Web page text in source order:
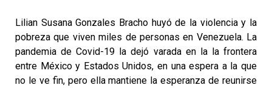
Lilian Susana Gonzales Bracho huyó de la violencia y la
pobreza que viven miles de personas en Venezuela. La
pandemia de Covid-19 la dejó varada en la la frontera
entre México y Estados Unidos, en una espera a la que
no le ve fin, pero ella mantiene la esperanza de reunirse